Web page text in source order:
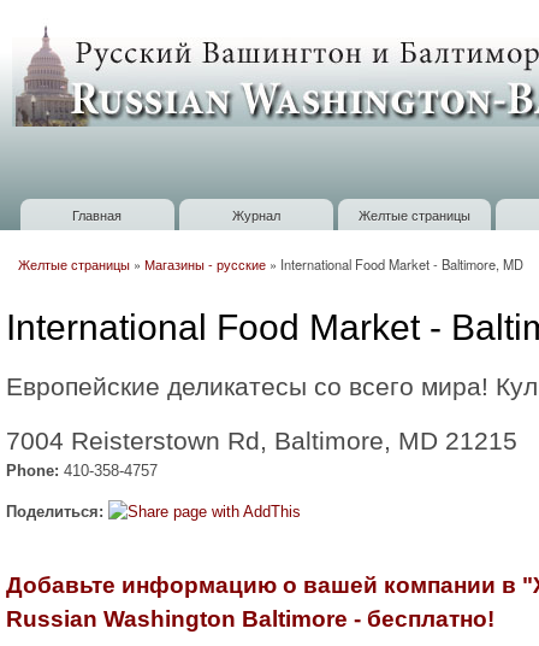
Russian
Washington
Baltimore
Главное меню
Главная Журнал Желтые страницы
Желтые страницы » Магазины - русские » International Food Market - Baltimore, MD
International Food Market -
Европейские деликатесы со всего мира!
7004 Reisterstown Rd, Baltimore, MD 21215
Phone: 410-358-4757
Поделиться:
Добавьте информацию о вашей компании в
Russian Washington Baltimore - бесплатно!